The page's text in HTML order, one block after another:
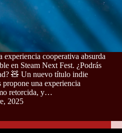
experiencia cooperativa absurda
en Steam Next Fest. ¿Podrás
🧸 Un nuevo título indie
una experiencia
retorcida, y…
2025